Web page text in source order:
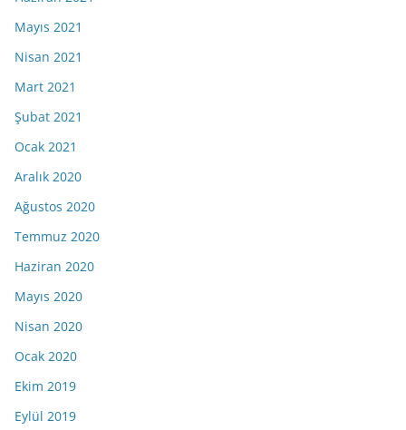
Mayıs 2021
Nisan 2021
Mart 2021
Şubat 2021
Ocak 2021
Aralık 2020
Ağustos 2020
Temmuz 2020
Haziran 2020
Mayıs 2020
Nisan 2020
Ocak 2020
Ekim 2019
Eylül 2019